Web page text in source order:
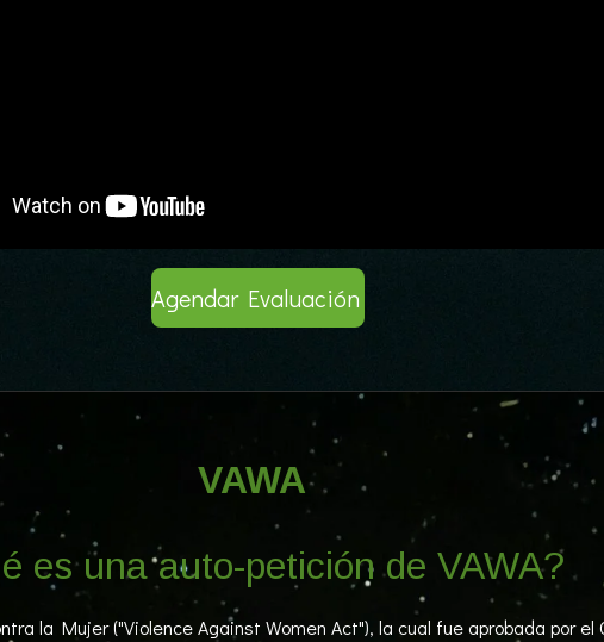
Agendar Evaluación
VAWA
es una auto-petición de VAWA?
la Mujer ("Violence Against Women Act"), la cual fue aprobada por